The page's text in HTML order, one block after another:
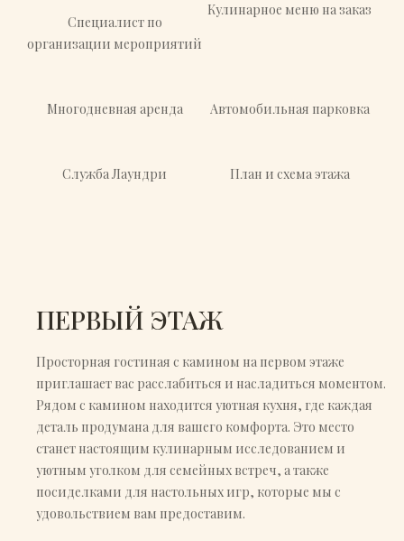
Специалист по
организации мероприятий
Кулинарное меню на заказ
Многодневная аренда Автомобильная парковка
Служба Лаундри План и схема этажа
ПЕРВЫЙ ЭТАЖ
Просторная гостиная с камином на первом этаже
приглашает вас расслабиться и насладиться моментом.
Рядом с камином находится уютная кухня, где каждая
деталь продумана для вашего комфорта. Это место
станет настоящим кулинарным исследованием и
уютным уголком для семейных встреч, а также
посиделками для настольных игр, которые мы с
удовольствием вам предоставим.